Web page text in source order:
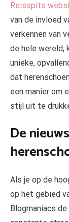
Reisspits
van de invloed
verkennen van
de hele wereld,
unieke,
dat
een manier om
stijl uit te
De
Als je op de
op het gebied
Blogmaniacs